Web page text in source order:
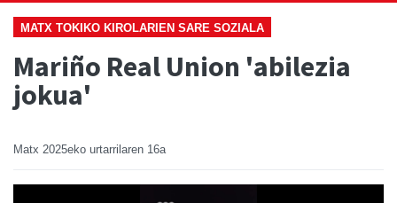
MATX TOKIKO KIROLARIEN SARE SOZIALA
Mariño Real Union 'abilezia
jokua'
Matx 2025eko urtarrilaren 16a